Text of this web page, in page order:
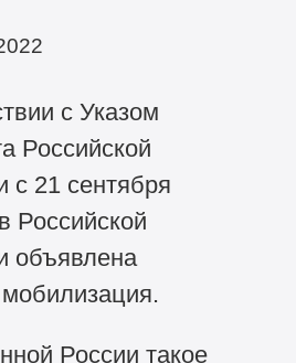
с Указом
Российской
с 21 сентября
Российской
объявлена
России такое